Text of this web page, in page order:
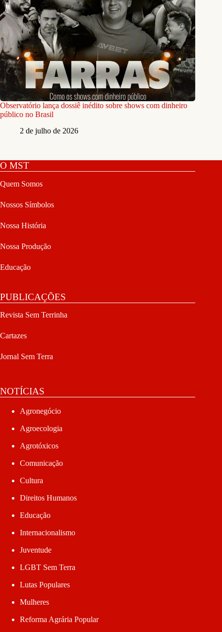
Observatório lança dossiê inédito sobre shows com dinheiro
público no Brasil
2 de julho de 2026
O MST
Quem Somos
Nossos Símbolos
Nossa História
Nossa Produção
Educação
PUBLICAÇÕES
Revista Sem Terrinha
Cartazes
Jornal Sem Terra
NOTÍCIAS
Agronegócio
Agroecologia
Agrotóxicos
Comunicação
Cultura
Direitos Humanos
Educação
Internacionalismo
Juventude
LGBT Sem Terra
Lutas Populares
Mulheres
Reforma Agrária Popular